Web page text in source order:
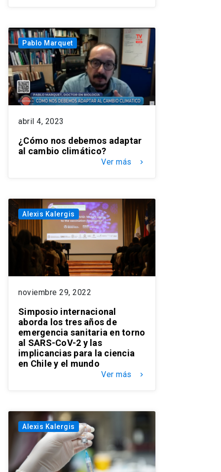
Pablo Marquet
abril 4, 2023
¿Cómo nos debemos adaptar
al cambio climático?
Ver más keyboard_arrow_right
Alexis Kalergis
noviembre 29, 2022
Simposio internacional
aborda los tres años de
emergencia sanitaria en torno
al SARS-CoV-2 y las
implicancias para la ciencia
en Chile y el mundo
Ver más keyboard_arrow_right
Alexis Kalergis